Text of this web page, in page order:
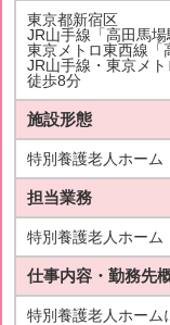
東京都新宿区
JR山手線「高田馬
東京メトロ東西線「
JR山手線・東京メ
徒歩8分
施設形態
特別養護老人ホーム
担当業務
特別養護老人ホーム
仕事内容・勤務先
特別養護老人ホーム